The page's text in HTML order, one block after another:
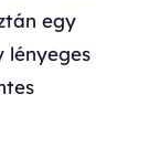
egy
lényeges